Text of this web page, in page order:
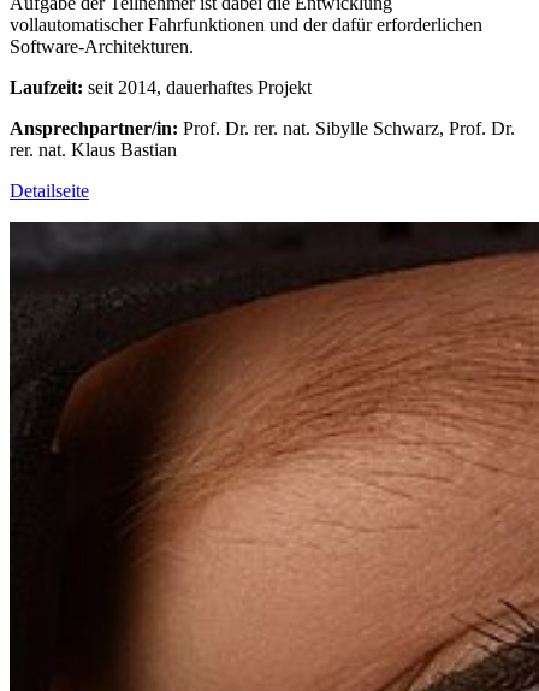
vollautomatischer Fahrfunktionen und der dafür erforderlichen
Software-Architekturen.
Laufzeit: seit 2014, dauerhaftes Projekt
Ansprechpartner/in: Prof. Dr. rer. nat. Sibylle Schwarz, Prof. Dr.
rer. nat. Klaus Bastian
Detailseite